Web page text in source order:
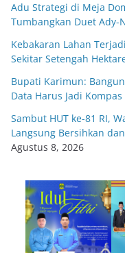
Adu Strategi di Meja
Tumbangkan Duet Ady-
Kebakaran Lahan
Sekitar Setengah
Bupati Karimun:
Data Harus Jadi Kompas
Sambut HUT ke-81 RI,
Langsung Bersihkan
Agustus 8, 2026